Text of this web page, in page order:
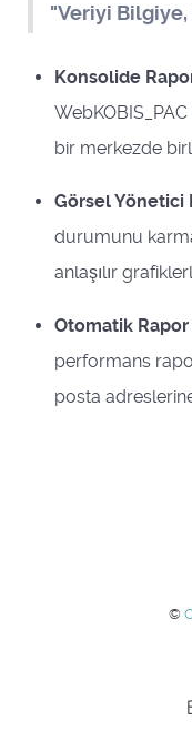
"Veriyi
Konsolide
bir merkezde
Görsel Yönetici
durumunu
anlaşılır
Otomatik
performans
posta
©